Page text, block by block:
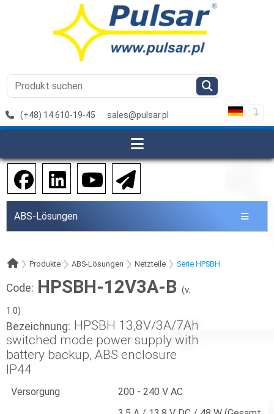
(+48) 14 610-19-45 sales@pulsar.pl
ABS-Lösungen
Produkte ABS-Lösungen Netzteile Serie HPSBH
Code: HPSBH-12V3A-B (v.
1.0)
Bezeichnung: HPSBH 13,8V/3A/7Ah
switched mode power supply with
battery backup, ABS enclosure
IP44
Versorgung 200 - 240 V AC